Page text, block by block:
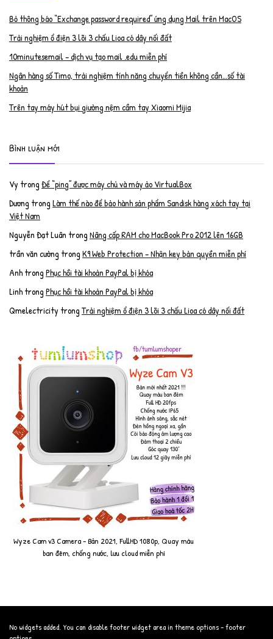
Bỏ thông báo “Exchange password required” ứng dụng Mail trên MacOS
Trải nghiệm ổ điện 3 lõi 3 chấu Lioa có dây nối đất
10minutesemail – dịch vụ tạo mail .edu miễn phí
Ngân hàng số Timo, trải nghiệm tính năng chuyển tiền không cần…số tài
khoản
Trên tay máy hút bụi giường nệm cầm tay Xiaomi Mijia
Bình luận mới
Vy trongĐể “ping” được máy chủ và máy ảo VirtualBox
Dương trongLàm thế nào để bảo hành sản phẩm Sandisk hàng xách tay tại
Việt Nam
Nguyễn Đạt Luân trongNâng cấp RAM cho MacBook Pro 2012 lên 16GB
trần văn cường trongK9 Web Protection – Nhận key bản quyền miễn phí
AnhtrongPhục hồi tài khoản PayPal bị khóa
LinhtrongPhục hồi tài khoản PayPal bị khóa
Qmelectricity trongTrải nghiệm ổ điện 3 lõi 3 chấu Lioa có dây nối đất
Wyze Cam v3 Camera - Bản 2021, FullHD 1080p, Quay màu
ban đêm, chống nước, lưu cloud miễn phí
No widgets added. You can disable footer widget area in theme options - footer